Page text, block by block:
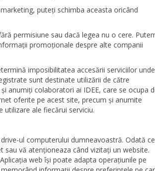
puteți schimba aceasta oricând
permisiune sau dacă legea nu o cere.
promoționale despre alte companii
imposibilitatea accesării serviciilor unde
sunt destinate utilizării de către
anumiți colaboratori ai IDEE, care se ocupa
oferite pe acest site, precum și anumite
ale fiecărui serviciu.
ul computerului dumneavoastră. Odată ce
vă atenționeaza când vizitați un website.
web își poate adapta operațiunile pe